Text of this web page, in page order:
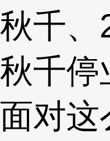
秋千、
秋千停
面对这